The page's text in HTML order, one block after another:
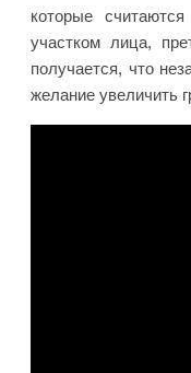
которые
участком лица,
получается, что
желание увеличить